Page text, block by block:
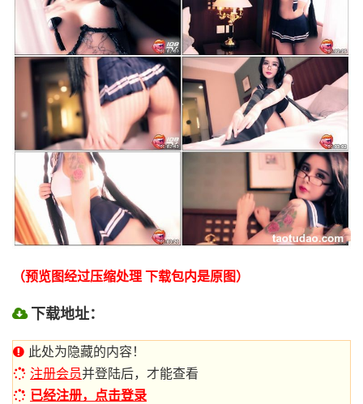
（预览图经过压缩处理 下载包内是原图）
下载地址：
此处为隐藏的内容！
注册会员并登陆后，才能查看
已经注册，点击登录